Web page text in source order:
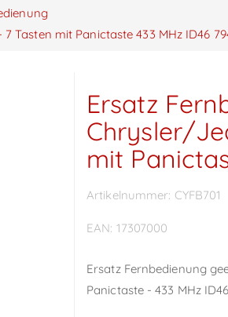
mit Panictaste 433 MHz ID46
Ersatz
Chrysler/
mit
Artikelnummer: CYFB701
EAN: 17307000
Ersatz Fernbedienung
Panictaste - 433 MHz